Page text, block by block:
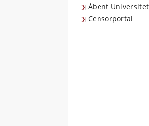
Åbent Universitet
Censorportal